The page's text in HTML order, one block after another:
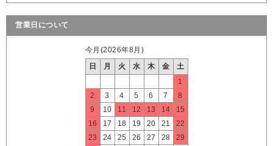
営業日について
今月(2026年8月)
日
月 火 水 木 金
土
1
2
3 4 5 6 7
8
9
10 11 12 13 14
15
16
17 18 19 20 21
22
23
24 25 26 27 28
29